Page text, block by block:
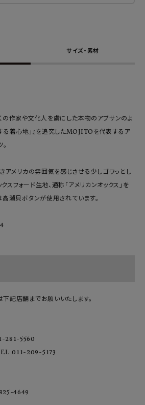
サイズ・素材
の作家や文化人を虜にした本物のアブサンのよ
る着心地」』を追究したMOJITOを代表するア
。
アメリカの雰囲気を感じさせる少しゴワっとし
フォード生地、通称「アメリカンオックス」を
高瀬貝ボタンが使用されています。
記店舗までお願いいたします。
281-5560
011-209-5173
4649